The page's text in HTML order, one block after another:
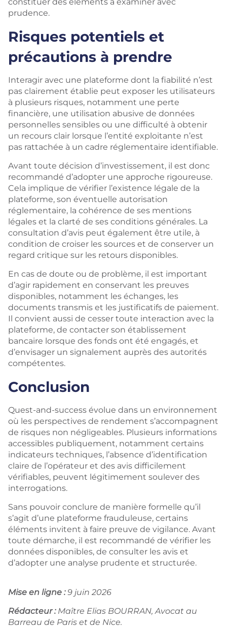
prudence.
Risques potentiels et
précautions à prendre
Interagir avec une plateforme dont la fiabilité n’est
pas clairement établie peut exposer les utilisateurs
à plusieurs risques, notamment une perte
financière, une utilisation abusive de données
personnelles sensibles ou une difficulté à obtenir
un recours clair lorsque l’entité exploitante n’est
pas rattachée à un cadre réglementaire identifiable.
Avant toute décision d’investissement, il est donc
recommandé d’adopter une approche rigoureuse.
Cela implique de vérifier l’existence légale de la
plateforme, son éventuelle autorisation
réglementaire, la cohérence de ses mentions
légales et la clarté de ses conditions générales. La
consultation d’avis peut également être utile, à
condition de croiser les sources et de conserver un
regard critique sur les retours disponibles.
En cas de doute ou de problème, il est important
d’agir rapidement en conservant les preuves
disponibles, notamment les échanges, les
documents transmis et les justificatifs de paiement.
Il convient aussi de cesser toute interaction avec la
plateforme, de contacter son établissement
bancaire lorsque des fonds ont été engagés, et
d’envisager un signalement auprès des autorités
compétentes.
Conclusion
Quest-and-success évolue dans un environnement
où les perspectives de rendement s’accompagnent
de risques non négligeables. Plusieurs informations
accessibles publiquement, notamment certains
indicateurs techniques, l’absence d’identification
claire de l’opérateur et des avis difficilement
vérifiables, peuvent légitimement soulever des
interrogations.
Sans pouvoir conclure de manière formelle qu’il
s’agit d’une plateforme frauduleuse, certains
éléments invitent à faire preuve de vigilance. Avant
toute démarche, il est recommandé de vérifier les
données disponibles, de consulter les avis et
d’adopter une analyse prudente et structurée.
Mise en ligne :9 juin 2026
Rédacteur :Maître Elias BOURRAN, Avocat au
Barreau de Paris et de Nice.